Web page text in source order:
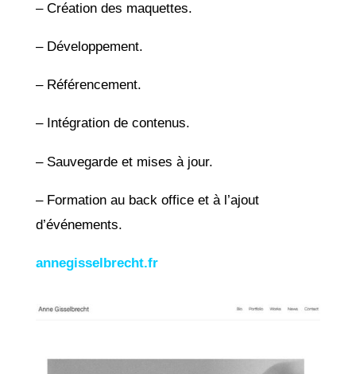
– Création des maquettes.
– Développement.
– Référencement.
– Intégration de contenus.
– Sauvegarde et mises à jour.
– Formation au back office et à l’ajout
d’événements.
annegisselbrecht.fr